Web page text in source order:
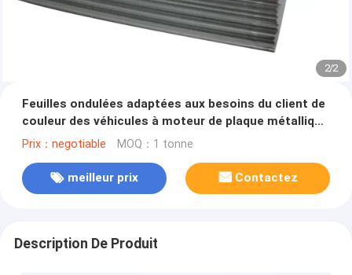
2/2
Feuilles ondulées adaptées aux besoins du client de
couleur des véhicules à moteur de plaque métallique
d'acier inoxydable de 4mm 201
Prix：negotiable MOQ：1 tonne
meilleur prix Contactez
Description De Produit